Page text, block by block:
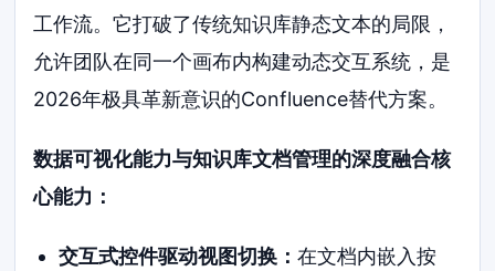
工作流。它打破了传统知识库静态文本的局限，
允许团队在同一个画布内构建动态交互系统，是
2026年极具革新意识的Confluence替代方案。
数据可视化能力与知识库文档管理的深度融合核
心能力：
交互式控件驱动视图切换： 在文档内嵌入按